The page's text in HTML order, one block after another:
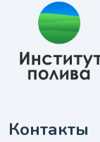
Контакты